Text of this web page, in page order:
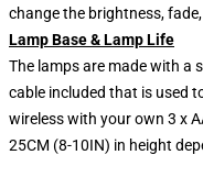
change the brightness,
Lamp Base & Lamp Life
The lamps are made with a
cable included that is used
wireless with your own 3 x
25CM (8-10IN) in height